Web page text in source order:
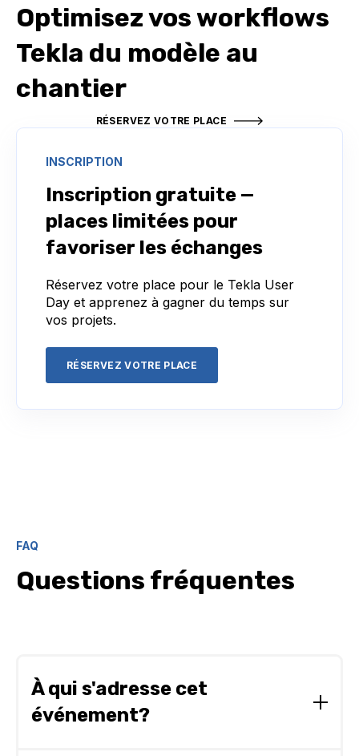
Optimisez vos workflows
Tekla du modèle au
chantier
RÉSERVEZ VOTRE PLACE
INSCRIPTION
Inscription gratuite —
places limitées pour
favoriser les échanges
Réservez votre place pour le Tekla User
Day et apprenez à gagner du temps sur
vos projets.
RÉSERVEZ VOTRE PLACE
FAQ
Questions fréquentes
À qui s'adresse cet
événement?